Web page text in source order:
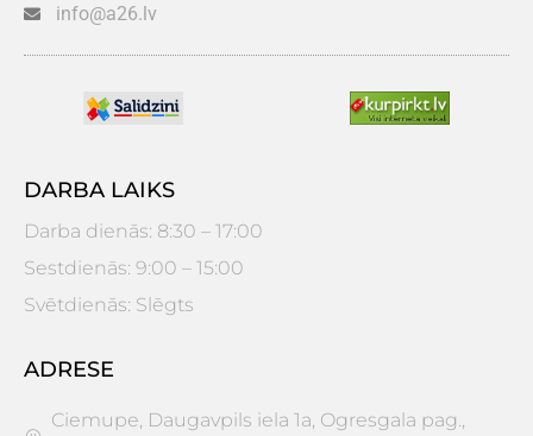
info@a26.lv
DARBA LAIKS
Darba dienās: 8:30 – 17:00
Sestdienās: 9:00 – 15:00
Svētdienās: Slēgts
ADRESE
Ciemupe, Daugavpils iela 1a, Ogresgala pag.,